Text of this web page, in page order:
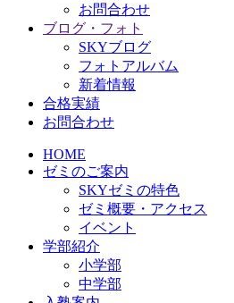
お問合わせ
ブログ・フォト
SKYブログ
フォトアルバム
新着情報
合格実績
お問合わせ
HOME
ゼミのご案内
SKYゼミの特色
ゼミ概要・アクセス
イベント
学部紹介
小学部
中学部